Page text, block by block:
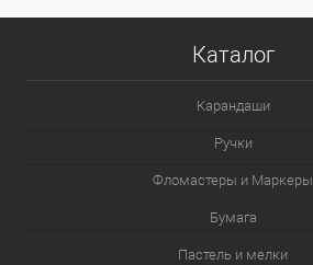
Каталог
Карандаши
Ручки
Фломастеры и Маркеры
Бумага
Пастель и мелки